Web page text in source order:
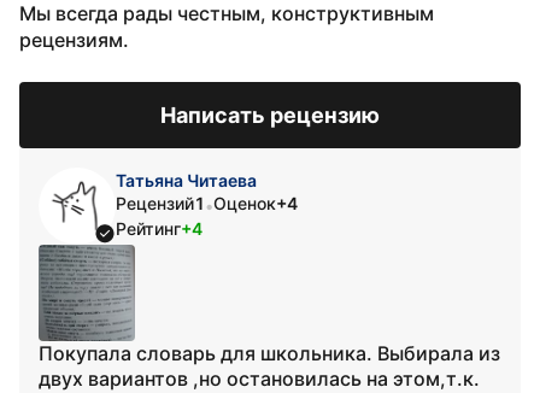
Мы всегда рады честным, конструктивным
рецензиям.
Написать рецензию
Татьяна Читаева
Рецензий1 •Оценок+4
Рейтинг+4
Покупала словарь для школьника. Выбирала из
двух вариантов ,но остановилась на этом,т.к.